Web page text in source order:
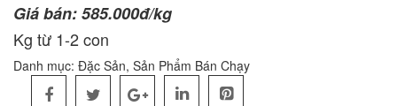
Giá bán: 585.000đ/kg
Kg từ 1-2 con
Danh mục: Đặc Sản, Sản Phẩm Bán Chạy